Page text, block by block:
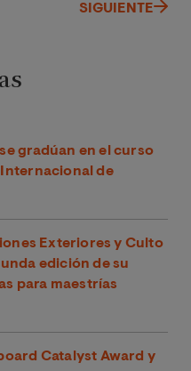
SIGUIENTE
gradúan en el curso
de
Exteriores y Culto
edición de su
para maestrías
Catalyst Award y